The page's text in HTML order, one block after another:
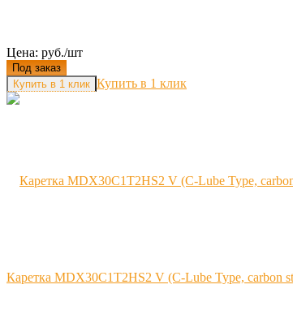
Цена: руб./шт
Под заказ
Купить в 1 клик
Каретка MDX30C1T2HS2 V (C-Lube Type, carbon